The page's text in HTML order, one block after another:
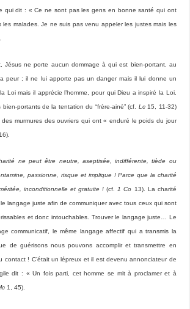
qui dit : « Ce ne sont pas les gens en bonne santé qui ont
les malades. Je ne suis pas venu appeler les justes mais les
Jésus ne porte aucun dommage à qui est bien-portant, au
peur ; il ne lui apporte pas un danger mais il lui donne un
Loi mais il apprécie l’homme, pour qui Dieu a inspiré la Loi.
portants de la tentation du “frère-ainé” (cf. Lc 15, 11-32)
murmures des ouvriers qui ont « enduré le poids du jour
ne peut être neutre, aseptisée, indifférente, tiède ou
passionne, risque et implique ! Parce que la charité
inconditionnelle et gratuite !(cf. 1 Co 13). La charité
langage juste afin de communiquer avec tous ceux qui sont
et donc intouchables. Trouver le langage juste… Le
communicatif, le même langage affectif qui a transmis la
de guérisons nous pouvons accomplir et transmettre en
contact ! C’était un lépreux et il est devenu annonciateur de
dit : « Un fois parti, cet homme se mit à proclamer et à
1, 45).